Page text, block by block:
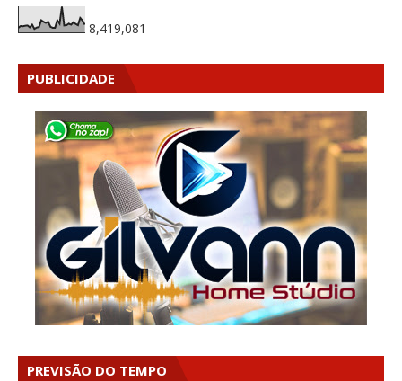
8,419,081
PUBLICIDADE
PREVISÃO DO TEMPO